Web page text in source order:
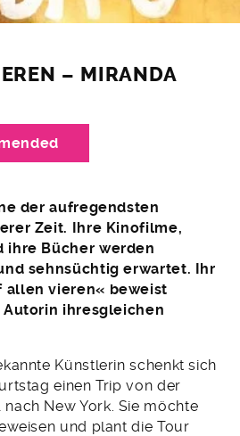
– MIRANDA
der aufregendsten
Zeit. Ihre Kinofilme,
ihre Bücher werden
sehnsüchtig erwartet. Ihr
allen vieren« beweist
ihresgleichen
Künstlerin schenkt sich
einen Trip von der
New York. Sie möchte
und plant die Tour